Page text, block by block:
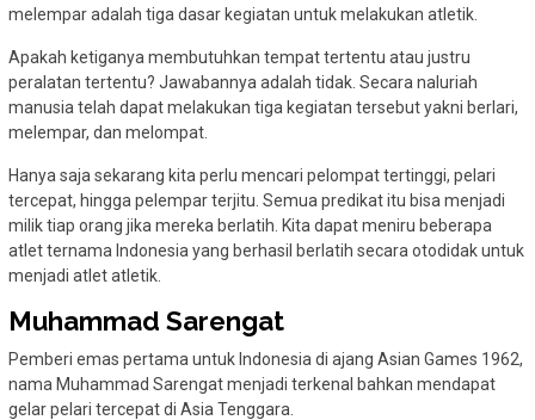
melempar adalah tiga dasar kegiatan untuk melakukan atletik.
Apakah ketiganya membutuhkan tempat tertentu atau justru
peralatan tertentu? Jawabannya adalah tidak. Secara naluriah
manusia telah dapat melakukan tiga kegiatan tersebut yakni berlari,
melempar, dan melompat.
Hanya saja sekarang kita perlu mencari pelompat tertinggi, pelari
tercepat, hingga pelempar terjitu. Semua predikat itu bisa menjadi
milik tiap orang jika mereka berlatih. Kita dapat meniru beberapa
atlet ternama Indonesia yang berhasil berlatih secara otodidak untuk
menjadi atlet atletik.
Muhammad Sarengat
Pemberi emas pertama untuk Indonesia di ajang Asian Games 1962,
nama Muhammad Sarengat menjadi terkenal bahkan mendapat
gelar pelari tercepat di Asia Tenggara.